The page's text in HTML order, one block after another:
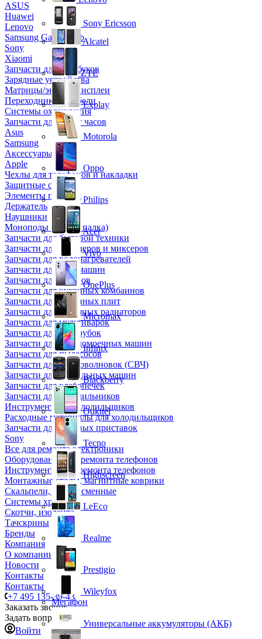
ASUS
Huawei
Lenovo
Samsung Galaxy Tab
Sony
Xiaomi
Запчасти для ноутбуков
Зарядные устройства
Матрицы/экраны/дисплеи
Переходники и кабели
Системы охлаждения
Запчасти для смарт часов
Asus
Samsung
Аксессуары
Apple
Чехлы для телефонов и накладки
Защитные стекла
Элементы питания
Держатель
Наушники
Моноподы (Селфи палка)
Запчасти для бытовой техники
Запчасти для блендеров и миксеров
Запчасти для водонагревателей
Запчасти для кофемашин
Запчасти для кулеров
Запчасти для кухонных комбаинов
Запчасти для кухонных плит
Запчасти для масляных радиаторов
Запчасти для мультиварок
Запчасти для мясорубок
Запчасти для посудомоечных машин
Запчасти для пылесосов
Запчасти для микроволновок (СВЧ)
Запчасти для стиральных машин
Запчасти для хлебопечек
Запчасти для холодильников
Инструмент для холодильщиков
Расходные материалы для холодильщиков
Запчасти для игровых приставок
Sony
Все для ремонта электроники
Оборудование для ремонта телефонов
Инструменты для ремонта телефонов
Монтажные столы, магнитные коврики
Скальпели, лезвия сменные
Системы хранения
Скотчи, изолента
Тачскрины
Бренды
Компания
О компании
Новости
Контакты
Контакты
+7 495 135-39-43
Заказать звонок
Задать вопрос
Войти
Sony Ericsson
Alcatel
ZTE
Explay
Motorola
Oppo
Philips
Acer
Vivo
OnePlus
Micromax
Infinix
Blackberry
Oukitel
Tecno
Highscreen
LeEco
Realme
Prestigio
Wileyfox
Мегафон
Универсальные аккумуляторы (АКБ)